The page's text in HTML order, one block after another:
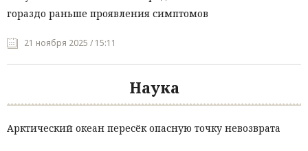
гораздо раньше проявления симптомов
21 ноября 2025 / 15:11
Наука
Арктический океан пересёк опасную точку невозврата